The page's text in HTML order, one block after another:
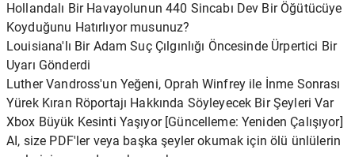
Hollandalı Bir Havayolunun 440 Sincabı Dev Bir Öğütücüye
Koyduğunu Hatırlıyor musunuz?
Louisiana'lı Bir Adam Suç Çılgınlığı Öncesinde Ürpertici Bir
Uyarı Gönderdi
Luther Vandross'un Yeğeni, Oprah Winfrey ile İnme Sonrası
Yürek Kıran Röportajı Hakkında Söyleyecek Bir Şeyleri Var
Xbox Büyük Kesinti Yaşıyor [Güncelleme: Yeniden Çalışıyor]
AI, size PDF'ler veya başka şeyler okumak için ölü ünlülerin